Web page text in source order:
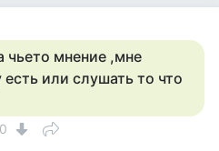
чьето мнение ,мне
есть или слушать то что
0